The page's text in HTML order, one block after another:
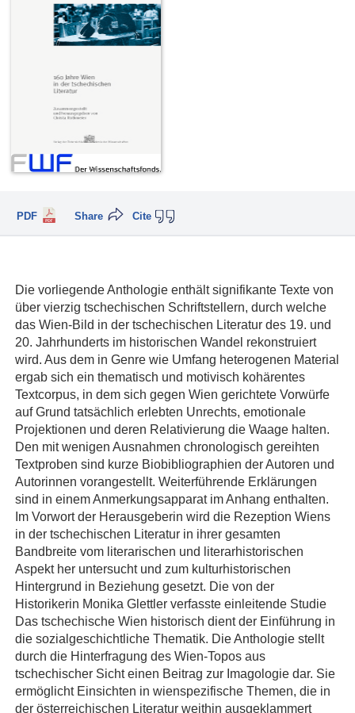
PDF Cite
Share
Die vorliegende Anthologie enthält signifikante Texte von
über vierzig tschechischen Schriftstellern, durch welche
das Wien-Bild in der tschechischen Literatur des 19. und
20. Jahrhunderts im historischen Wandel rekonstruiert
wird. Aus dem in Genre wie Umfang heterogenen Material
ergab sich ein thematisch und motivisch kohärentes
Textcorpus, in dem sich gegen Wien gerichtete Vorwürfe
auf Grund tatsächlich erlebten Unrechts, emotionale
Projektionen und deren Relativierung die Waage halten.
Den mit wenigen Ausnahmen chronologisch gereihten
Textproben sind kurze Biobibliographien der Autoren und
Autorinnen vorangestellt. Weiterführende Erklärungen
sind in einem Anmerkungsapparat im Anhang enthalten.
Im Vorwort der Herausgeberin wird die Rezeption Wiens
in der tschechischen Literatur in ihrer gesamten
Bandbreite vom literarischen und literarhistorischen
Aspekt her untersucht und zum kulturhistorischen
Hintergrund in Beziehung gesetzt. Die von der
Historikerin Monika Glettler verfasste einleitende Studie
Das tschechische Wien historisch dient der Einführung in
die sozialgeschichtliche Thematik. Die Anthologie stellt
durch die Hinterfragung des Wien-Topos aus
tschechischer Sicht einen Beitrag zur Imagologie dar. Sie
ermöglicht Einsichten in wienspezifische Themen, die in
der österreichischen Literatur weithin ausgeklammert